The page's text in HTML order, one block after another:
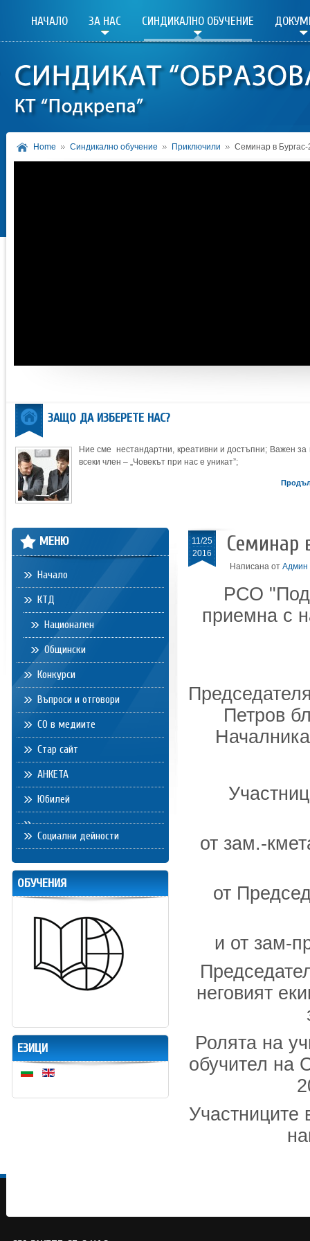
НАЧАЛО ЗА НАС СИНДИКАЛНО ОБУЧЕНИЕ
Home Синдикално обучение Приключили Семинар в
ЗАЩО ДА ИЗБЕРЕТЕ НАС?
Ние сме нестандартни, креативни и достъпни; Важен за
всеки член – „Човекът при нас е уникат”;
11/25
2016
Семинар
Написана от Админ
РСО
приемна с
Петров
от зам.-
от
и от зам-
неговият
Ролята на
обучител на
Участниците
МЕНЮ
Начало
КТД
Национален
Общински
Конкурси
Въпроси и отговори
СО в медиите
Стар сайт
АНКЕТА
Юбилей
Социални дейности
ОБУЧЕНИЯ
ЕЗИЦИ